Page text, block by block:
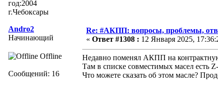
год:2004
г.Чебоксары
Andro2
Начинающий
Offline
Сообщений: 16
Re: #АКПП: вопросы, проблемы,
« Ответ #1308 : 12 Января 2025,
Недавно поменял АКПП на
Там в списке совместимых масел есть
Что можете сказать об этом масле?